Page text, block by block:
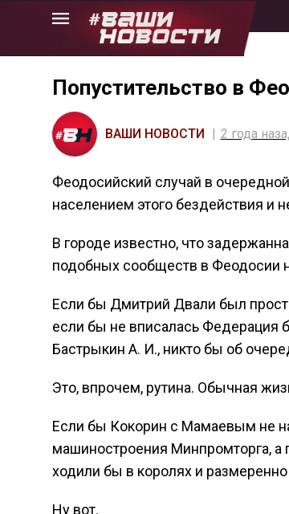
Skip
Попустительство в
ВАШИ НОВОСТИ 2 года
Феодосийский случай в
населением этого бездействия и
В городе известно, что
подобных сообществ в Феодосии
Если бы Дмитрий Двали был
если бы не вписалась Федерация
Бастрыкин А. И., никто бы об
Это, впрочем, рутина. Обычная
Если бы Кокорин с Мамаевым не
машиностроения Минпромторга, а
ходили бы в королях и
Ну вот.